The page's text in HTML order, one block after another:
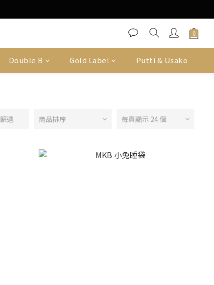
Double B Gold Label Putti & Usako
篩選 商品排序 每頁顯示 24 個